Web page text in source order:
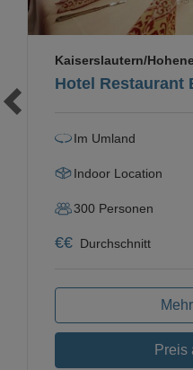
Hotel Restaurant
Kaiserslautern/
Im Umland
Indoor Location
300 Personen
€€ Durchschnitt
Preis